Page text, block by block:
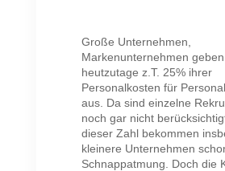
Große Unternehmen,
Markenunternehmen geben
heutzutage z.T. 25% ihrer
Personalkosten für
aus. Da sind einzelne
noch gar nicht
dieser Zahl bekommen
kleinere Unternehmen
Schnappatmung. Doch die